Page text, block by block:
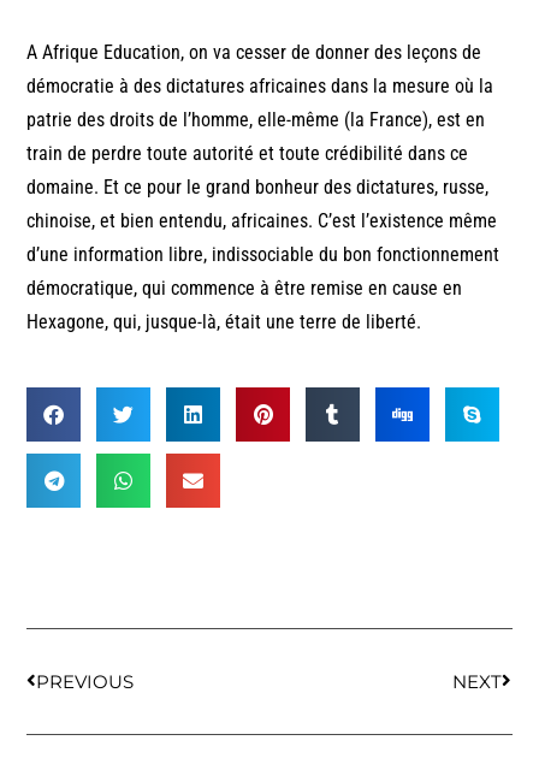
A Afrique Education, on va cesser de donner des leçons de
démocratie à des dictatures africaines dans la mesure où la
patrie des droits de l’homme, elle-même (la France), est en
train de perdre toute autorité et toute crédibilité dans ce
domaine. Et ce pour le grand bonheur des dictatures, russe,
chinoise, et bien entendu, africaines. C’est l’existence même
d’une information libre, indissociable du bon fonctionnement
démocratique, qui commence à être remise en cause en
Hexagone, qui, jusque-là, était une terre de liberté.
PREVIOUS NEXT